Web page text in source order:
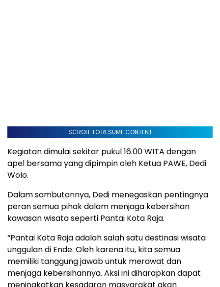
SCROLL TO RESUME CONTENT
Kegiatan dimulai sekitar pukul 16.00 WITA dengan
apel bersama yang dipimpin oleh Ketua PAWE, Dedi
Wolo.
Dalam sambutannya, Dedi menegaskan pentingnya
peran semua pihak dalam menjaga kebersihan
kawasan wisata seperti Pantai Kota Raja.
“Pantai Kota Raja adalah salah satu destinasi wisata
unggulan di Ende. Oleh karena itu, kita semua
memiliki tanggung jawab untuk merawat dan
menjaga kebersihannya. Aksi ini diharapkan dapat